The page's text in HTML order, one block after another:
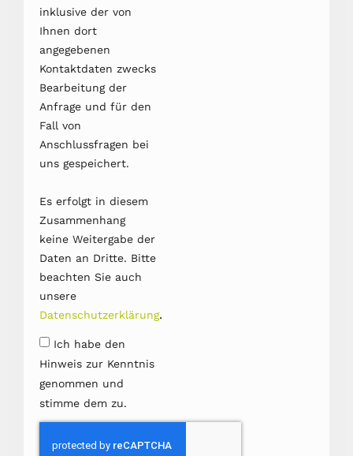
inklusive der von
Ihnen dort
angegebenen
Kontaktdaten zwecks
Bearbeitung der
Anfrage und für den
Fall von
Anschlussfragen bei
uns gespeichert.
Es erfolgt in diesem
Zusammenhang
keine Weitergabe der
Daten an Dritte. Bitte
beachten Sie auch
unsere
Datenschutzerklärung.
Ich habe den
Hinweis zur Kenntnis
genommen und
stimme dem zu.